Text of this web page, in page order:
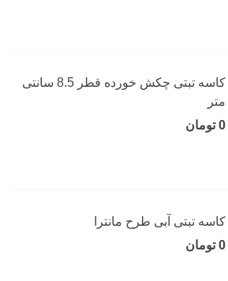
کاسه تبتی چکش خورده قطر 8.5 سانتی
متر
0 تومان
کاسه تبتی آبی طرح مانترا
0 تومان